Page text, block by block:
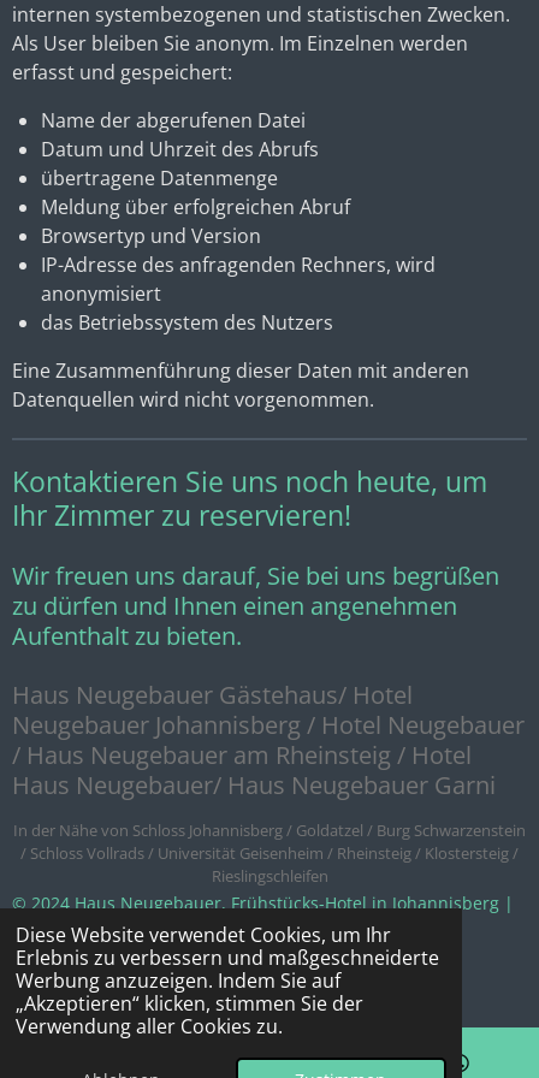
Diese Website verwendet Cookies, um Ihr
Erlebnis zu verbessern und maßgeschneiderte
Werbung anzuzeigen. Indem Sie auf
„Akzeptieren“ klicken, stimmen Sie der
Verwendung aller Cookies zu.
internen systembezogenen und statistischen Zwecken.
Als User bleiben Sie anonym. Im Einzelnen werden
erfasst und gespeichert:
Name der abgerufenen Datei
Datum und Uhrzeit des Abrufs
übertragene Datenmenge
Meldung über erfolgreichen Abruf
Browsertyp und Version
IP-Adresse des anfragenden Rechners, wird
anonymisiert
das Betriebssystem des Nutzers
Eine Zusammenführung dieser Daten mit anderen
Datenquellen wird nicht vorgenommen.
Kontaktieren Sie uns noch heute, um
Ihr Zimmer zu reservieren!
Wir freuen uns darauf, Sie bei uns begrüßen
zu dürfen und Ihnen einen angenehmen
Aufenthalt zu bieten.
Haus Neugebauer Gästehaus/ Hotel
Neugebauer Johannisberg / Hotel Neugebauer
/ Haus Neugebauer am Rheinsteig / Hotel
Haus Neugebauer/ Haus Neugebauer Garni
In der Nähe von Schloss Johannisberg / Goldatzel / Burg Schwarzenstein
/ Schloss Vollrads / Universität Geisenheim / Rheinsteig / Klostersteig /
Rieslingschleifen
© 2024 Haus Neugebauer, Frühstücks-Hotel in Johannisberg |
Fon +49 (0)6722 9703999 | +49 (0)6722 96050 |
hausneugebauer@outlook.de
Mit Unterstützung vonWebador